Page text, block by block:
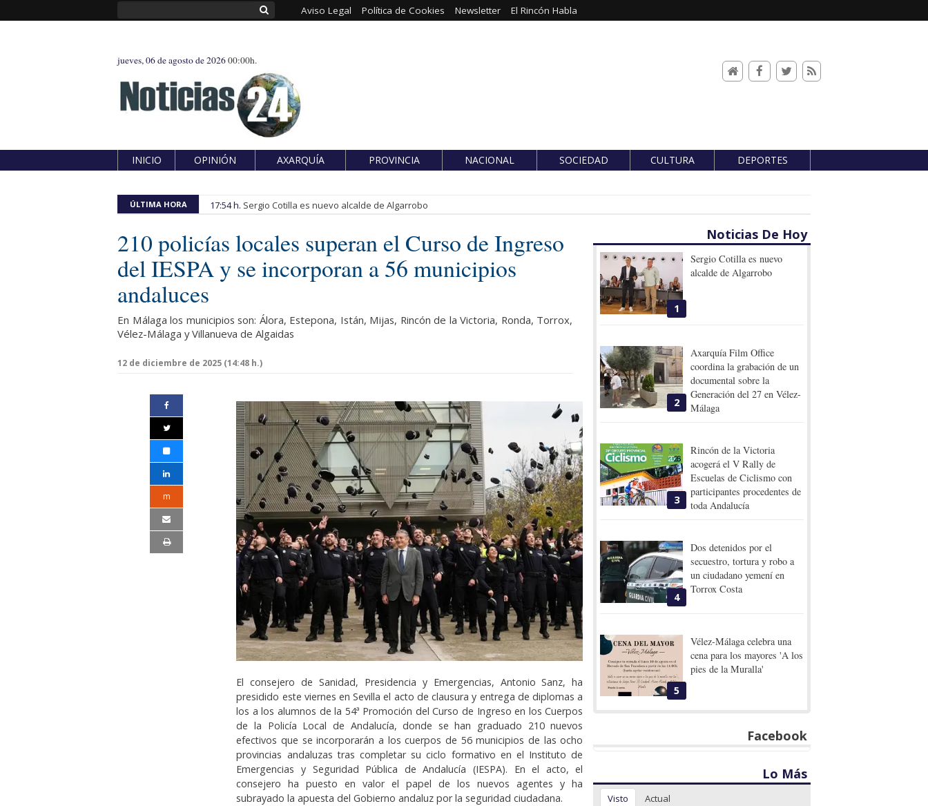
Aviso Legal Política de Cookies Newsletter El Rincón Habla
jueves, 06 de agosto de 202600:00h.
INICIO OPINIÓN AXARQUÍA PROVINCIA NACIONAL SOCIEDAD CULTURA DEPORTES
ÚLTIMA HORA 17:54 h. Sergio Cotilla es nuevo alcalde de Algarrobo
210 policías locales superan el Curso de Ingreso
del IESPA y se incorporan a 56 municipios
andaluces
En Málaga los municipios son: Álora, Estepona, Istán, Mijas, Rincón de la Victoria, Ronda, Torrox,
Vélez-Málaga y Villanueva de Algaidas
12 de diciembre de 2025 (14:48 h.)
m
El consejero de Sanidad, Presidencia y Emergencias, Antonio Sanz, ha
presidido este viernes en Sevilla el acto de clausura y entrega de diplomas a
los a los alumnos de la 54ª Promoción del Curso de Ingreso en los Cuerpos
de la Policía Local de Andalucía, donde se han graduado 210 nuevos
efectivos que se incorporarán a los cuerpos de 56 municipios de las ocho
provincias andaluzas tras completar su ciclo formativo en el Instituto de
Emergencias y Seguridad Pública de Andalucía (IESPA). En el acto, el
consejero ha puesto en valor el papel de los nuevos agentes y ha
subrayado la apuesta del Gobierno andaluz por la seguridad ciudadana.
Noticias De Hoy
1
Sergio Cotilla es nuevo
alcalde de Algarrobo
2
Axarquía Film Office
coordina la grabación de un
documental sobre la
Generación del 27 en Vélez-
Málaga
3
Rincón de la Victoria
acogerá el V Rally de
Escuelas de Ciclismo con
participantes procedentes de
toda Andalucía
4
Dos detenidos por el
secuestro, tortura y robo a
un ciudadano yemení en
Torrox Costa
5
Vélez-Málaga celebra una
cena para los mayores 'A los
pies de la Muralla'
Facebook
Lo Más
Visto Actual